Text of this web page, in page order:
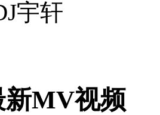
宇轩
新MV视频